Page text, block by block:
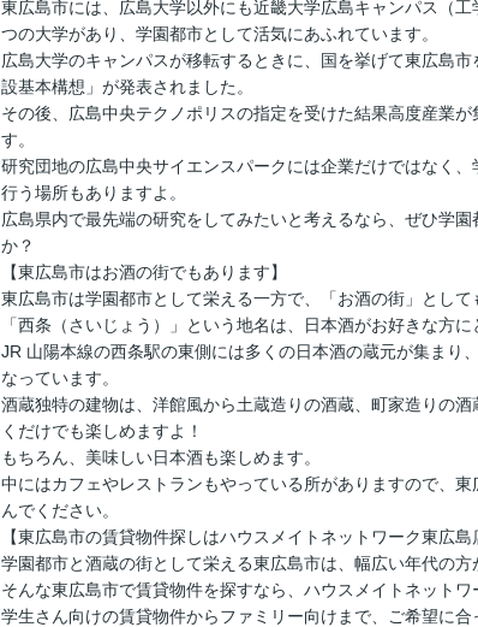
東広島市には、広島大学以外にも近畿大学広島キャンパス（
つの大学があり、学園都市として活気にあふれています。
広島大学のキャンパスが移転するときに、国を挙げて東広島
設基本構想」が発表されました。
その後、広島中央テクノポリスの指定を受けた結果高度産業
す。
研究団地の広島中央サイエンスパークには企業だけではなく
行う場所もありますよ。
広島県内で最先端の研究をしてみたいと考えるなら、ぜひ学
か？
【東広島市はお酒の街でもあります】
東広島市は学園都市として栄える一方で、「お酒の街」として
「西条（さいじょう）」という地名は、日本酒がお好きな方
JR 山陽本線の西条駅の東側には多くの日本酒の蔵元が集まり
なっています。
酒蔵独特の建物は、洋館風から土蔵造りの酒蔵、町家造りの
くだけでも楽しめますよ！
もちろん、美味しい日本酒も楽しめます。
中にはカフェやレストランもやっている所がありますので、
んでください。
【東広島市の賃貸物件探しはハウスメイトネットワーク東広島
学園都市と酒蔵の街として栄える東広島市は、幅広い年代の方
そんな東広島市で賃貸物件を探すなら、ハウスメイトネットワ
学生さん向けの賃貸物件からファミリー向けまで、ご希望に合